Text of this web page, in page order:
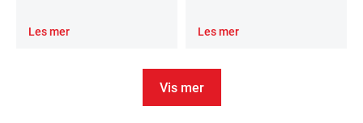
Les mer Les mer
Vis mer